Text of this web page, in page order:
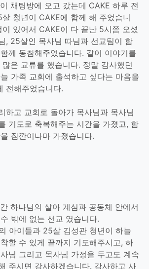
채팅방에 오고 갔는데 CAKE 하루 전
청년이 CAKE에 함께 해 주었습니
있어서 CAKE이 다 끝난 5시쯤 오셨
, 25살인 목사님 따님과 선교팀이 함
께 동참해주었습니다. 같이 이야기를
은 교류를 했습니다. 정말 감사했던
가족 교회에 출석하고 싶다는 마음을
전해주었습니다.
하고 교회로 돌아가 목사님과 목사님
기도로 축복해주는 시간을 가졌고, 함
잠깐이나마 가졌습니다.
하나님의 살아 계심과 공동체 안에서
밖에 없는 선교 였습니다.
아이들과 25살 김성관 청년이 하늘
할 수 있게 끝까지 기도해주시고, 하
님 그리고 목사님 가정을 두고도 계속
주시면 감사하겠습니다. 감사하고 사